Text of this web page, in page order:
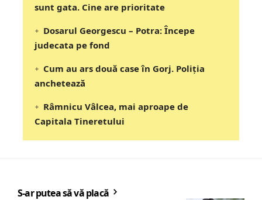
sunt gata. Cine are prioritate
Dosarul Georgescu – Potra: Începe
judecata pe fond
Cum au ars două case în Gorj. Poliția
anchetează
Râmnicu Vâlcea, mai aproape de
Capitala Tineretului
S-ar putea să vă placă